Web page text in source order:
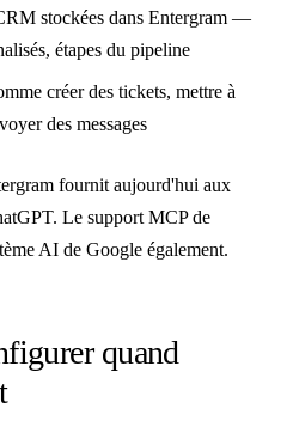
stockées dans Entergram —
étapes du pipeline
créer des tickets, mettre à
des messages
fournit aujourd'hui aux
Le support MCP de
AI de Google également.
quand